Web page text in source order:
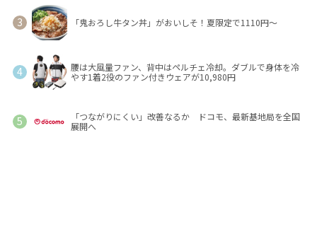
「鬼おろし牛タン丼」がおいしそ！夏限定で1110円～
腰は大風量ファン、背中はペルチェ冷却。ダブルで身体を冷
やす1着2役のファン付きウェアが10,980円
「つながりにくい」改善なるか ドコモ、最新基地局を全国
展開へ